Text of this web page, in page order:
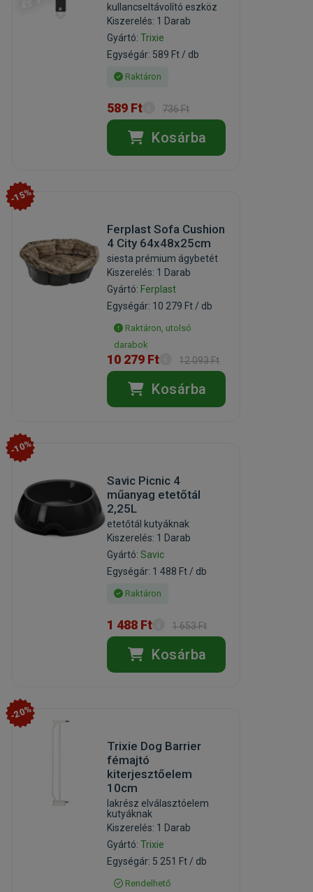
kullancseltávolító eszköz
Kiszerelés: 1 Darab
Gyártó:Trixie
Egységár: 589 Ft / db
Raktáron
589 Ft 736 Ft
Kosárba
-15%
Ferplast Sofa Cushion
4 City 64x48x25cm
siesta prémium ágybetét
Kiszerelés: 1 Darab
Gyártó: Ferplast
Egységár: 10 279 Ft / db
Raktáron, utolsó
darabok
10 279 Ft 12 093 Ft
Kosárba
-10%
Savic Picnic 4
műanyag etetőtál
2,25L
etetőtál kutyáknak
Kiszerelés: 1 Darab
Gyártó:Savic
Egységár: 1 488 Ft / db
Raktáron
1 488 Ft 1 653 Ft
Kosárba
-20%
Trixie Dog Barrier
fémajtó
kiterjesztőelem
10cm
lakrész elválasztóelem
kutyáknak
Kiszerelés: 1 Darab
Gyártó:Trixie
Egységár: 5 251 Ft / db
Rendelhető